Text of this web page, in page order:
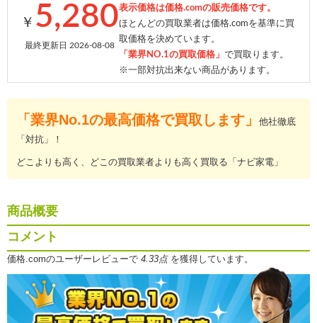
￥ 5,280
最終更新日 2026-08-08
表示価格は価格.comの販売価格です。
ほとんどの買取業者は価格.comを基準に買
取価格を決めています。
「業界NO.1の買取価格」 で買取ります。
※一部対抗出来ない商品があります。
「業界No.1の最高価格で買取します」
他社徹底
「対抗」！
どこよりも高く、どこの買取業者よりも高く買取る「ナビ家電」
商品概要
コメント
価格.comのユーザーレビューで 4.33点を獲得しています。